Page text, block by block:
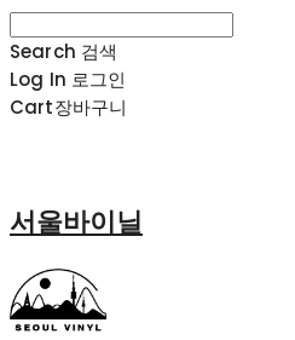
Search 검색
Log In 로그인
Cart장바구니
서울바이닐